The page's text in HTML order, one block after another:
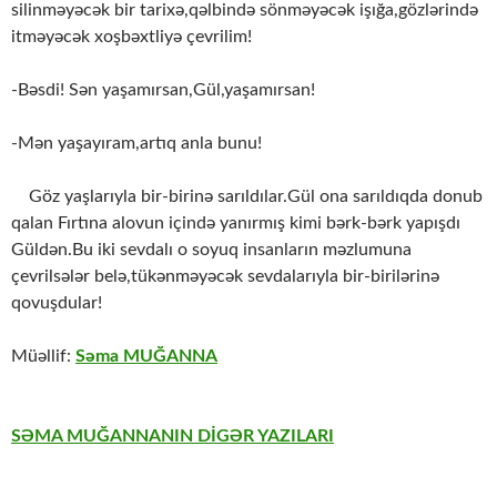
silinməyəcək bir tarixə,qəlbində sönməyəcək işığa,gözlərində
itməyəcək xoşbəxtliyə çevrilim!
-Bəsdi! Sən yaşamırsan,Gül,yaşamırsan!
-Mən yaşayıram,artıq anla bunu!
Göz yaşlarıyla bir-birinə sarıldılar.Gül ona sarıldıqda donub
qalan Fırtına alovun içində yanırmış kimi bərk-bərk yapışdı
Güldən.Bu iki sevdalı o soyuq insanların məzlumuna
çevrilsələr belə,tükənməyəcək sevdalarıyla bir-birilərinə
qovuşdular!
Müəllif: Səma MUĞANNA
SƏMA MUĞANNANIN DİGƏR YAZILARI